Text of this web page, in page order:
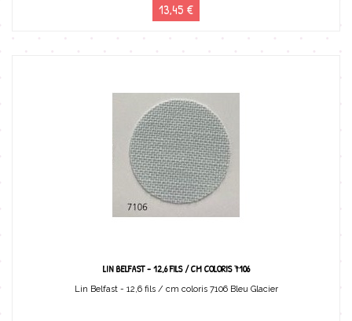
13,45 €
LIN BELFAST - 12,6 FILS / CM COLORIS 7106
Lin Belfast - 12,6 fils / cm coloris 7106 Bleu Glacier